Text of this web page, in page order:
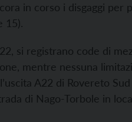
in corso i disgaggi per
15).
si registrano code di
mentre nessuna
A22 di Rovereto
di Nago-Torbole in